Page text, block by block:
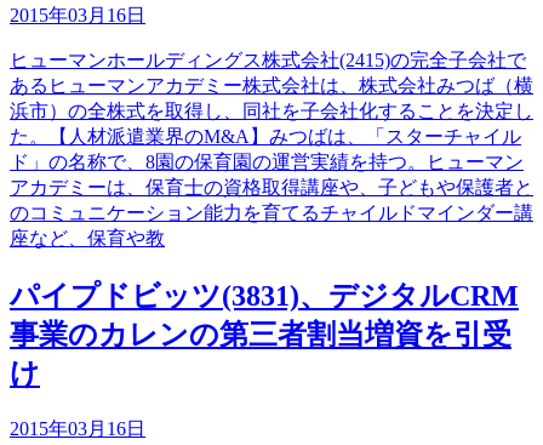
2015年03月16日
ヒューマンホールディングス株式会社(2415)の完全子会社で
あるヒューマンアカデミー株式会社は、株式会社みつば（横
浜市）の全株式を取得し、同社を子会社化することを決定し
た。【人材派遣業界のM&A】みつばは、「スターチャイル
ド」の名称で、8園の保育園の運営実績を持つ。ヒューマン
アカデミーは、保育士の資格取得講座や、子どもや保護者と
のコミュニケーション能力を育てるチャイルドマインダー講
座など、保育や教
パイプドビッツ(3831)、デジタルCRM
事業のカレンの第三者割当増資を引受
け
2015年03月16日